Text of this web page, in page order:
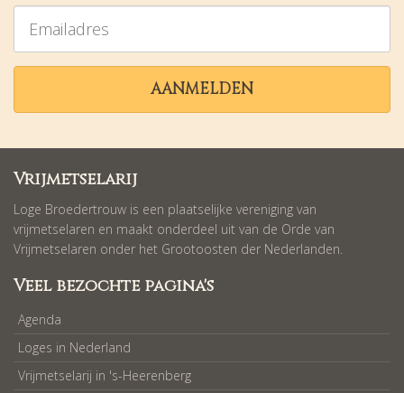
AANMELDEN
Vrijmetselarij
Loge Broedertrouw is een plaatselijke vereniging van
vrijmetselaren en maakt onderdeel uit van de Orde van
Vrijmetselaren onder het Grootoosten der Nederlanden.
Veel bezochte pagina's
Agenda
Loges in Nederland
Vrijmetselarij in 's-Heerenberg